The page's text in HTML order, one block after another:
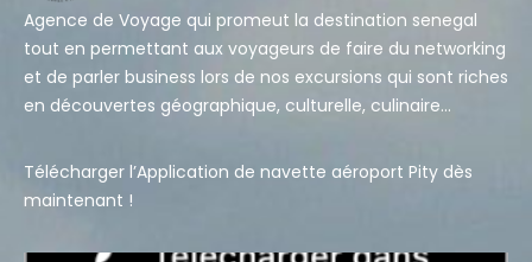
Agence de Voyage qui promeut la destination senegal
tout en permettant aux voyageurs de faire du networking
et de parler business lors de nos excursions qui sont riches
en découvertes géographique, culturelle, culinaire…
Télécharger l’Application de navette aéroport Pity dès
maintenant !